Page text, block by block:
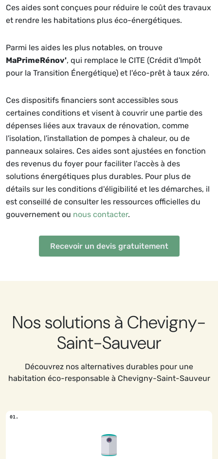
Ces aides sont conçues pour réduire le coût des travaux
et rendre les habitations plus éco-énergétiques.
Parmi les aides les plus notables, on trouve
MaPrimeRénov', qui remplace le CITE (Crédit d'Impôt
pour la Transition Énergétique) et l'éco-prêt à taux zéro.
Ces dispositifs financiers sont accessibles sous
certaines conditions et visent à couvrir une partie des
dépenses liées aux travaux de rénovation, comme
l'isolation, l'installation de pompes à chaleur, ou de
panneaux solaires. Ces aides sont ajustées en fonction
des revenus du foyer pour faciliter l'accès à des
solutions énergétiques plus durables. Pour plus de
détails sur les conditions d'éligibilité et les démarches, il
est conseillé de consulter les ressources officielles du
gouvernement ou nous contacter.
Recevoir un devis gratuitement
Nos solutions à Chevigny-
Saint-Sauveur
Découvrez nos alternatives durables pour une
habitation éco-responsable à Chevigny-Saint-Sauveur